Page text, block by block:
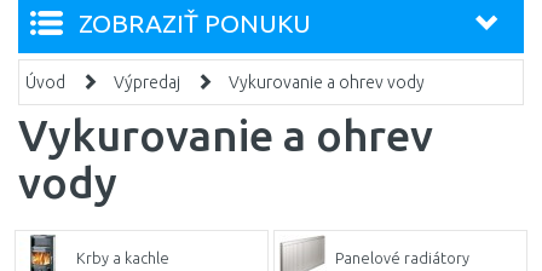
ZOBRAZIŤ PONUKU
Úvod Výpredaj Vykurovanie a ohrev vody
Vykurovanie a ohrev
vody
Krby a kachle Panelové radiátory